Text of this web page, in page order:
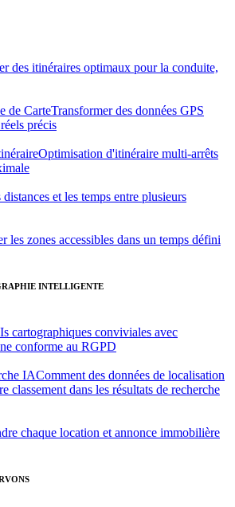
des itinéraires optimaux pour la conduite,
de CarteTransformer des données GPS
précis
Optimisation d'itinéraire multi-arrêts
et les temps entre plusieurs
les zones accessibles dans un temps défini
INTELLIGENTE
cartographiques conviviales avec
conforme au RGPD
IAComment des données de localisation
classement dans les résultats de recherche
chaque location et annonce immobilière